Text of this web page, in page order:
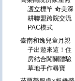
護立標竿 奇美深
耕聯盟跨院交流
PAC模式
臺南和逸兒童月親
子出遊來這！住
房結合闖關體驗
草地手作尋寶